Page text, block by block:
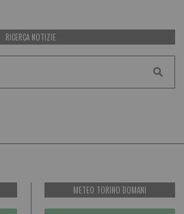
RICERCA NOTIZIE
METEO TORINO DOMANI